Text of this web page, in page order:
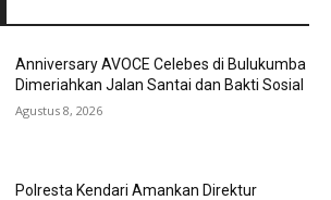
Anniversary AVOCE Celebes di Bulukumba
Dimeriahkan Jalan Santai dan Bakti Sosial
Agustus 8, 2026
Polresta Kendari Amankan Direktur